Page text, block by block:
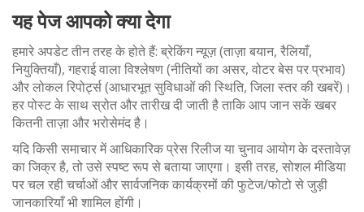
यह पेज आपको क्या देगा
हमारे अपडेट तीन तरह के होते हैं: ब्रेकिंग न्यूज़ (ताज़ा बयान, रैलियाँ,
नियुक्तियाँ), गहराई वाला विश्लेषण (नीतियों का असर, वोटर बेस पर प्रभाव)
और लोकल रिपोर्ट्स (आधारभूत सुविधाओं की स्थिति, जिला स्तर की खबरें)।
हर पोस्ट के साथ स्रोत और तारीख दी जाती है ताकि आप जान सकें खबर
कितनी ताज़ा और भरोसेमंद है।
यदि किसी समाचार में आधिकारिक प्रेस रिलीज या चुनाव आयोग के दस्तावेज़
का जिक्र है, तो उसे स्पष्ट रूप से बताया जाएगा। इसी तरह, सोशल मीडिया
पर चल रही चर्चाओं और सार्वजनिक कार्यक्रमों की फुटेज/फोटो से जुड़ी
जानकारियाँ भी शामिल होंगी।